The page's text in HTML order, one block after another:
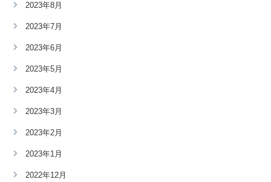
2023年8月
2023年7月
2023年6月
2023年5月
2023年4月
2023年3月
2023年2月
2023年1月
2022年12月